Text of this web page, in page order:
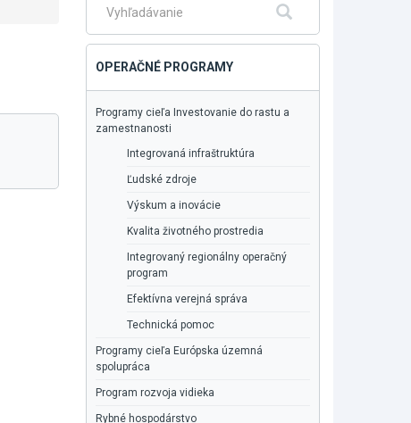
Fulltextové
OPERAČNÉ PROGRAMY
Programy cieľa Investovanie do rastu a
zamestnanosti
Integrovaná infraštruktúra
Ľudské zdroje
Výskum a inovácie
Kvalita životného prostredia
Integrovaný regionálny operačný
program
Efektívna verejná správa
Technická pomoc
Programy cieľa Európska územná
spolupráca
Program rozvoja vidieka
Rybné hospodárstvo